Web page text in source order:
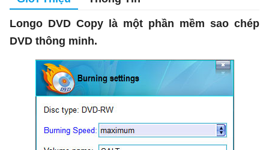
Longo DVD Copy là một phần mềm sao chép
DVD thông minh.